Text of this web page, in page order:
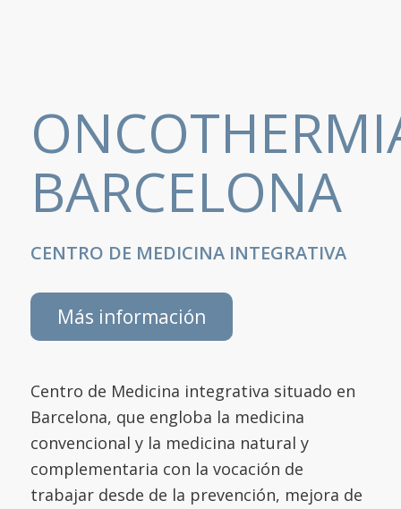
BARCELONA
CENTRO DE MEDICINA INTEGRATIVA
Más información
Centro de Medicina integrativa situado en
Barcelona, que engloba la medicina
convencional y la medicina natural y
complementaria con la vocación de
trabajar desde de la prevención, mejora de